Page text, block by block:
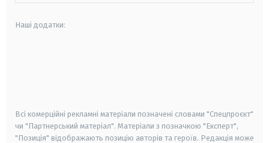
Наші додатки:
Всі комерційні рекламні матеріали позначені словами "Спецпроєкт"
чи "Партнерський матеріал". Матеріали з позначкою "Експерт",
"Позиція" відображають позицію авторів та героїв. Редакція може